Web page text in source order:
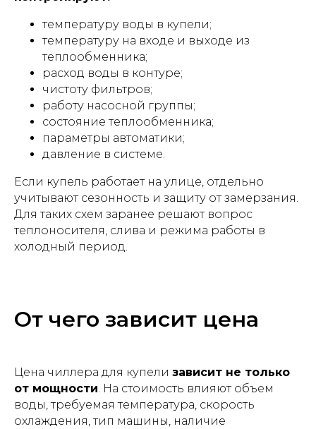
температуру воды в купели;
температуру на входе и выходе из
теплообменника;
расход воды в контуре;
чистоту фильтров;
работу насосной группы;
состояние теплообменника;
параметры автоматики;
давление в системе.
Если купель работает на улице, отдельно
учитывают сезонность и защиту от замерзания.
Для таких схем заранее решают вопрос
теплоносителя, слива и режима работы в
холодный период.
От чего зависит цена
Цена чиллера для купели зависит не только
от мощности . На стоимость влияют объем
воды, требуемая температура, скорость
охлаждения, тип машины, наличие